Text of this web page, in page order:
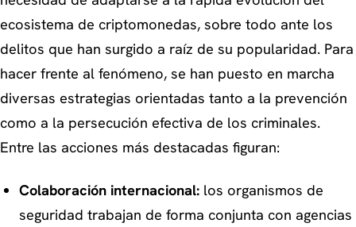
ecosistema de criptomonedas, sobre todo ante los
delitos que han surgido a raíz de su popularidad. Para
hacer frente al fenómeno, se han puesto en marcha
diversas estrategias orientadas tanto a la prevención
como a la persecución efectiva de los criminales.
Entre las acciones más destacadas figuran:
Colaboración internacional:los organismos de
seguridad trabajan de forma conjunta con agencias